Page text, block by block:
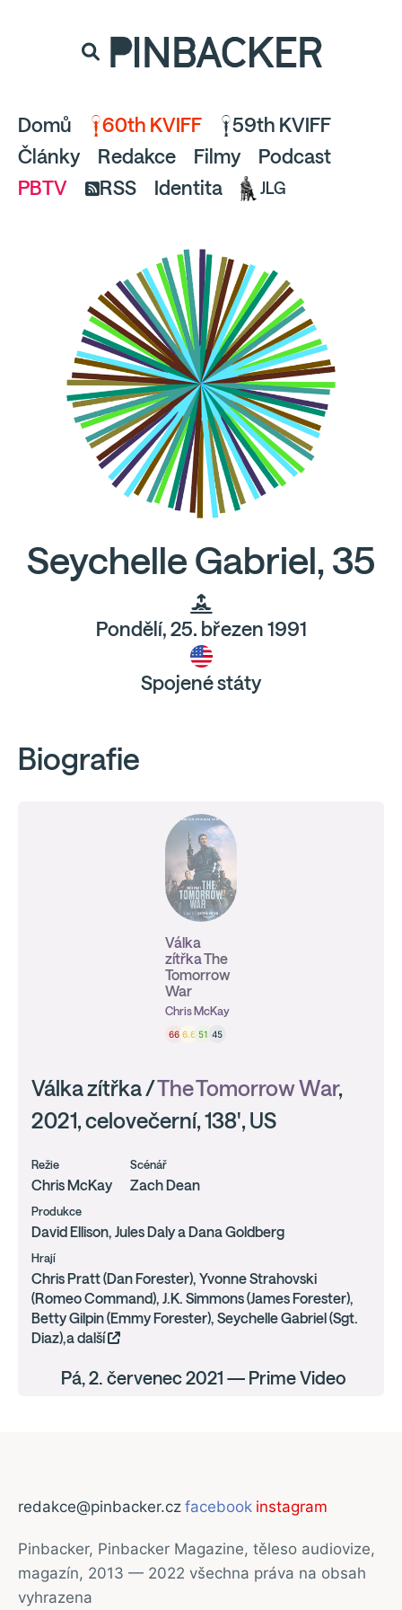
a pusťte se do čtení.
PINBACKER
Domů 60th KVIFF
59th KVIFF
Články
Redakce Filmy
Podcast
PBTV
RSS Identita JLG
Seychelle Gabriel, 35
Pondělí, 25. březen 1991
Spojené státy
Biografie
Válka
zítřkaThe
Tomorrow
War
Chris McKay
66 6.6 51 45
Válka zítřka /The Tomorrow War,
2021, celovečerní, 138', US
Režie
Chris McKay
Scénář
Zach Dean
Produkce
David Ellison, Jules Daly a Dana Goldberg
Hrají
Chris Pratt (Dan Forester), Yvonne Strahovski
(Romeo Command), J.K. Simmons (James Forester),
Betty Gilpin (Emmy Forester), Seychelle Gabriel (Sgt.
Diaz),a další
Pá, 2. červenec 2021 — Prime Video
redakce@pinbacker.cz facebook instagram
Pinbacker, Pinbacker Magazine, těleso audiovize,
magazín, 2013 — 2022 všechna práva na obsah
vyhrazena